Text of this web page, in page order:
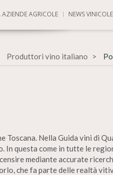
AGRICOLE NEWS VINICOLE
Produttori vino italiano
Toscana. Nella Guida vini di
questa come in tutte le
mediante accurate
che fa parte delle realtà